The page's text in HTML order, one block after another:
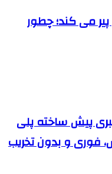
می کند؛ چطور
پیش ساخته پلی
فوری و بدون تخریب